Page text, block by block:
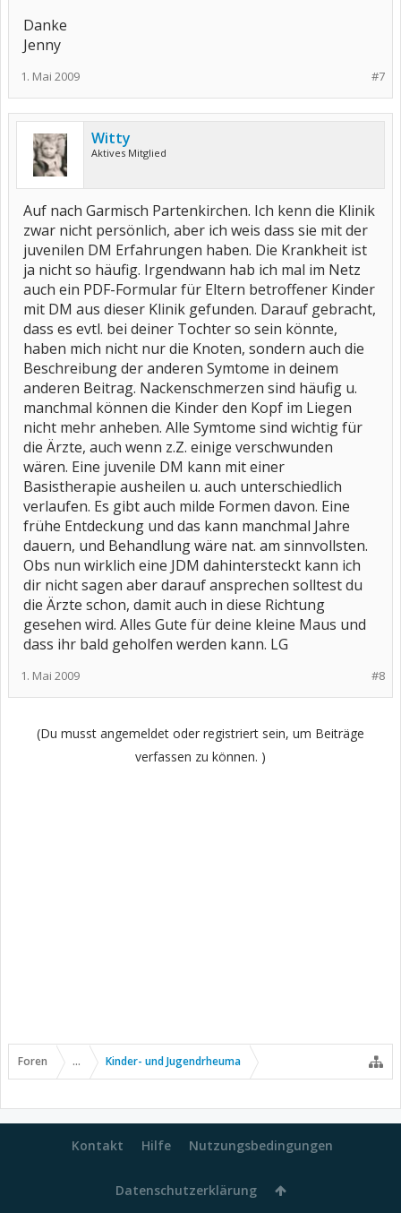
Danke
Jenny
#7
1. Mai 2009
Witty
Aktives Mitglied
Auf nach Garmisch Partenkirchen. Ich kenn die Klinik
zwar nicht persönlich, aber ich weis dass sie mit der
juvenilen DM Erfahrungen haben. Die Krankheit ist
ja nicht so häufig. Irgendwann hab ich mal im Netz
auch ein PDF-Formular für Eltern betroffener Kinder
mit DM aus dieser Klinik gefunden. Darauf gebracht,
dass es evtl. bei deiner Tochter so sein könnte,
haben mich nicht nur die Knoten, sondern auch die
Beschreibung der anderen Symtome in deinem
anderen Beitrag. Nackenschmerzen sind häufig u.
manchmal können die Kinder den Kopf im Liegen
nicht mehr anheben. Alle Symtome sind wichtig für
die Ärzte, auch wenn z.Z. einige verschwunden
wären. Eine juvenile DM kann mit einer
Basistherapie ausheilen u. auch unterschiedlich
verlaufen. Es gibt auch milde Formen davon. Eine
frühe Entdeckung und das kann manchmal Jahre
dauern, und Behandlung wäre nat. am sinnvollsten.
Obs nun wirklich eine JDM dahintersteckt kann ich
dir nicht sagen aber darauf ansprechen solltest du
die Ärzte schon, damit auch in diese Richtung
gesehen wird. Alles Gute für deine kleine Maus und
dass ihr bald geholfen werden kann. LG
#8
1. Mai 2009
(Du musst angemeldet oder registriert sein, um Beiträge
verfassen zu können. )
Foren ... Kinder- und Jugendrheuma
Kontakt Hilfe Nutzungsbedingungen
Datenschutzerklärung